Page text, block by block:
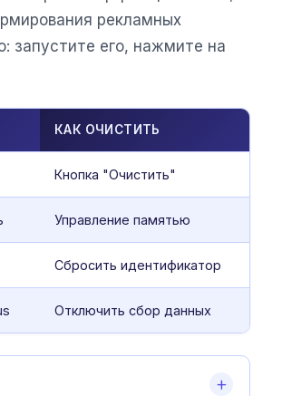
рекламных
запустите его, нажмите на
КАК ОЧИСТИТЬ
Кнопка "Очистить"
Управление памятью
Сбросить идентификатор
Отключить сбор данных